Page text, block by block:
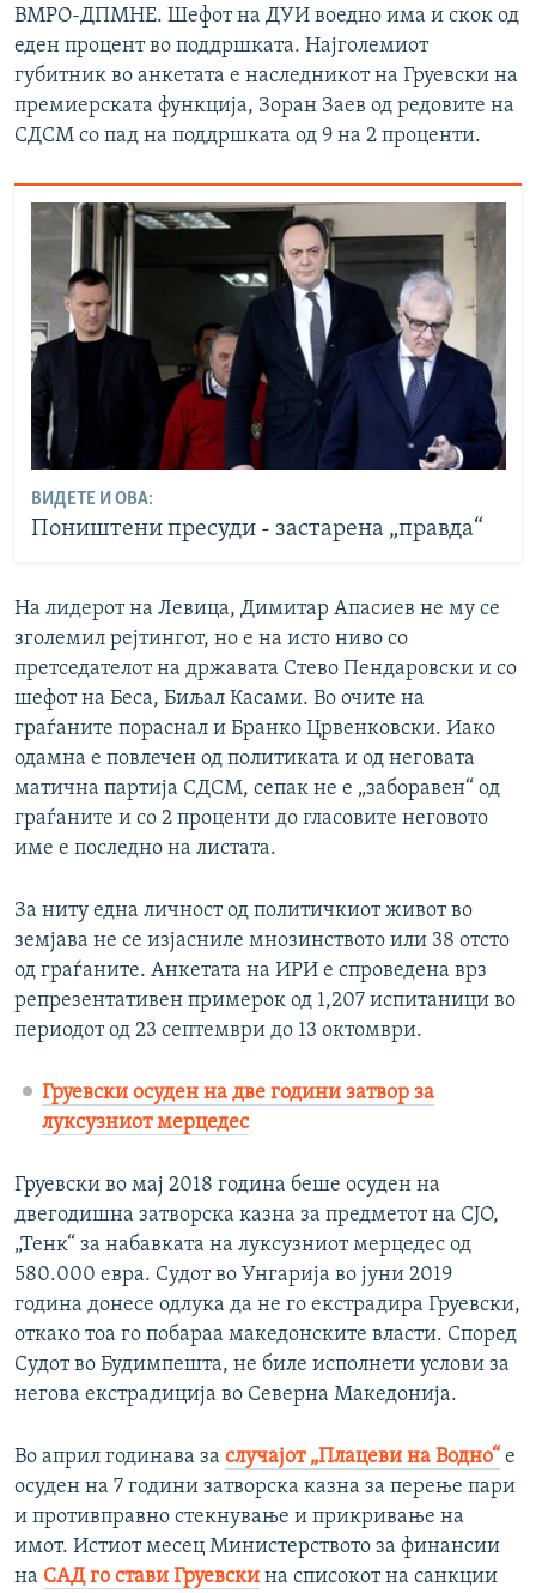
ВМРО-ДПМНЕ. Шефот на ДУИ воедно има и скок од
еден процент во поддршката. Најголемиот
губитник во анкетата е наследникот на Груевски на
премиерската функција, Зоран Заев од редовите на
СДСМ со пад на поддршката од 9 на 2 проценти.
ВИДЕТЕ И ОВА:
Поништени пресуди - застарена „правда“
На лидерот на Левица, Димитар Апасиев не му се
зголемил рејтингот, но е на исто ниво со
претседателот на државата Стево Пендаровски и со
шефот на Беса, Биљал Касами. Во очите на
граѓаните пораснал и Бранко Црвенковски. Иако
одамна е повлечен од политиката и од неговата
матична партија СДСМ, сепак не е „заборавен“ од
граѓаните и со 2 проценти до гласовите неговото
име е последно на листата.
За ниту една личност од политичкиот живот во
земјава не се изјасниле мнозинството или 38 отсто
од граѓаните. Анкетата на ИРИ е спроведена врз
репрезентативен примерок од 1,207 испитаници во
периодот од 23 септември до 13 октомври.
Груевски осуден на две години затвор за
луксузниот мерцедес
Груевски во мај 2018 година беше осуден на
двегодишна затворска казна за предметот на СЈО,
„Тенк“ за набавката на луксузниот мерцедес од
580.000 евра. Судот во Унгарија во јуни 2019
година донесе одлука да не го екстрадира Груевски,
откако тоа го побараа македонските власти. Според
Судот во Будимпешта, не биле исполнети услови за
негова екстрадиција во Северна Македонија.
Во април годинава за случајот „Плацеви на Водно“ е
осуден на 7 години затворска казна за перење пари
и противправно стекнување и прикривање на
имот. Истиот месец Министерството за финансии
на САД го стави Груевски на списокот на санкции